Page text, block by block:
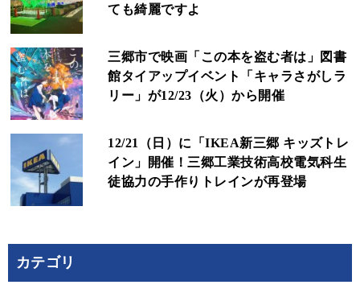
ても綺麗ですよ
三郷市で映画「この本を盗む者は」図書
館タイアップイベント「キャラさがしラ
リー」が12/23（火）から開催
12/21（日）に「IKEA新三郷 キッズトレ
イン」開催！三郷工業技術高校電気科生
徒協力の手作りトレインが再登場
カテゴリ